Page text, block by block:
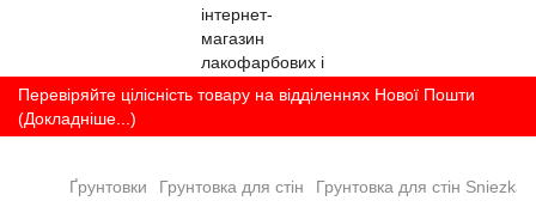
Перевіряйте цілісність товару на відділеннях Нової Пошти
(Докладніше...)
Ґрунтовки Грунтовка для стін Грунтовка для стін Sniezka